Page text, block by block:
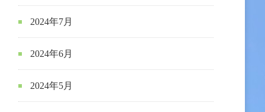
2024年7月
2024年6月
2024年5月